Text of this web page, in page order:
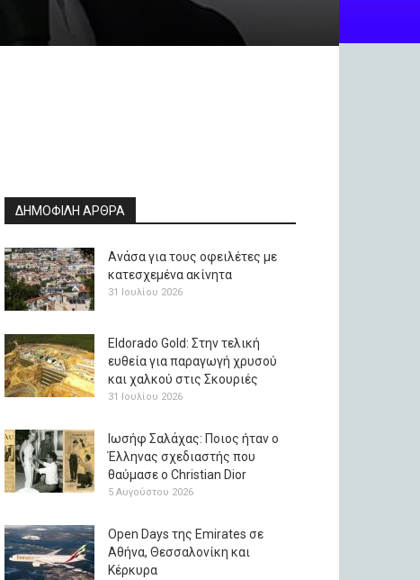
ΔΗΜΟΦΙΛΗ ΑΡΘΡΑ
Ανάσα για τους οφειλέτες με
κατεσχεμένα ακίνητα
31 Ιουλίου 2026
Eldorado Gold: Στην τελική
ευθεία για παραγωγή χρυσού
και χαλκού στις Σκουριές
31 Ιουλίου 2026
Ιωσήφ Σαλάχας: Ποιος ήταν ο
Έλληνας σχεδιαστής που
θαύμασε ο Christian Dior
5 Αυγούστου 2026
Open Days της Emirates σε
Αθήνα, Θεσσαλονίκη και
Κέρκυρα